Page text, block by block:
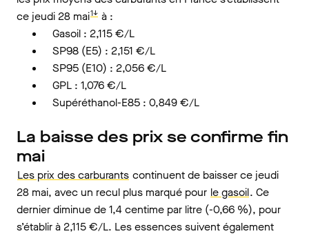
ce jeudi 28 mai1↓ à :
Gasoil : 2,115 €/L
SP98 (E5) : 2,151 €/L
SP95 (E10) : 2,056 €/L
GPL : 1,076 €/L
Supéréthanol-E85 : 0,849 €/L
La baisse des prix se confirme fin
mai
Les prix des carburants continuent de baisser ce jeudi
28 mai, avec un recul plus marqué pour le gasoil. Ce
dernier diminue de 1,4 centime par litre (-0,66 %), pour
s’établir à 2,115 €/L. Les essences suivent également